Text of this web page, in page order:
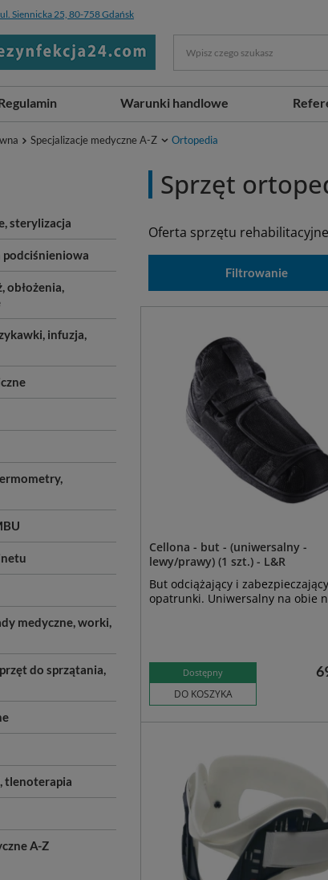
ul. Siennicka 25, 80-758 Gdańsk
Warunki handlowe
Specjalizacje medyczne A-Z Ortopedia
sterylizacja
obłożenia,
infuzja,
medyczne, worki,
do sprzątania,
tlenoterapia
A-Z
Sprzęt
Oferta sprzętu
Filtrowanie
Cellona - but - (uniwersalny -
lewy/prawy) (1 szt.) - L&R
But odciążający i zabezpieczający
opatrunki. Uniwersalny na obie
Dostępny
DO KOSZYKA